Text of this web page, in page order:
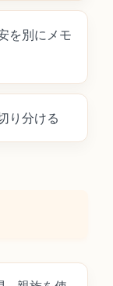
を別にメモ
り分ける